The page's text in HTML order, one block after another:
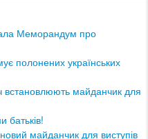
Меморандум про
полонених українських
встановлюють майданчик для
батьків!
майданчик для виступів